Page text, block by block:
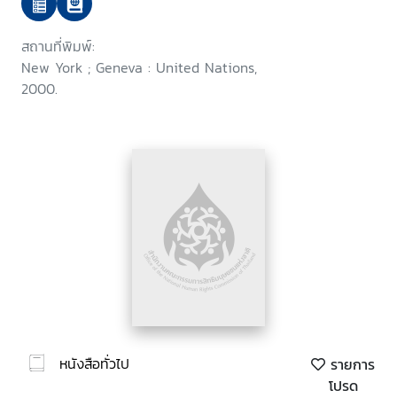
สถานที่พิมพ์:
New York ; Geneva : United Nations,
2000.
หนังสือทั่วไป
รายการ
โปรด